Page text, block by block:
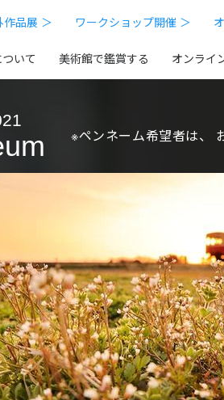
作品展 ＞ ワークショップ開催 ＞
いて 美術館で鑑賞する オンライ
※ペンネーム希望者は、